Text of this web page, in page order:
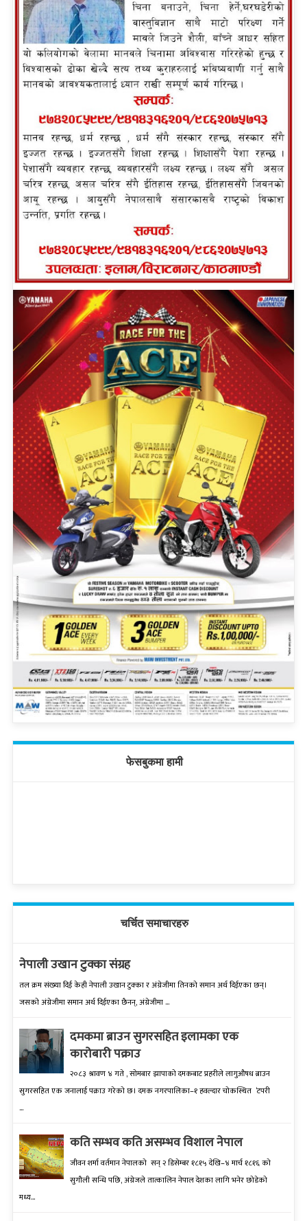
फेसबुकमा हामी
चर्चित समाचारहरु
नेपाली उखान टुक्का संग्रह
तल क्रम संख्‍या दिई केही नेपाली उखान टुक्‍का र अंग्रेजीमा तिनको समान अर्थ दिईएका छन्।
जसको अंग्रेजीमा समान अर्थ दिईएका छैनन्, अंग्रेजीमा ...
दमकमा ब्राउन सुगरसहित इलामका एक
कारोबारी पक्राउ
२०८३ श्रावण ४ गते , सोमबार झापाको दमकबाट प्रहरीले लागुऔषध ब्राउन
सुगरसहित एक जनालाई पक्राउ गरेको छ। दमक नगरपालिका–१ हवल्दार चोकस्थित ‘टपरी
...
कति सम्भव कति असम्भव विशाल नेपाल
जीवन शर्मा वर्तमान नेपालको सन् २ डिसेम्बर १८१५ देखि–४ मार्च १८१६ को
सुगौली सन्धि पछि, अंग्रेजले तात्कालिन नेपाल देशका लागि भनेर छोडेको
मध्य...